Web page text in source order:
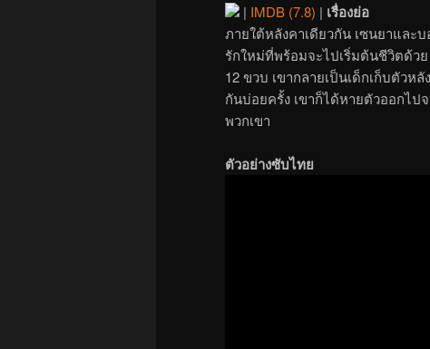
| IMDB (7.8) | เรื่องย่อ
ภายใต้หลังคาเดียวกัน เซนยาและ
รักใหม่ที่พร้อมจะไปเริ่มต้นชีวิตด้ว
12 ขวบ เขากลายเป็นเด็กเก็บตัวห
กันบ่อยครั้ง เขาก็ได้หายตัวออกไป
พวกเขา
ตัวอย่างซับไทย